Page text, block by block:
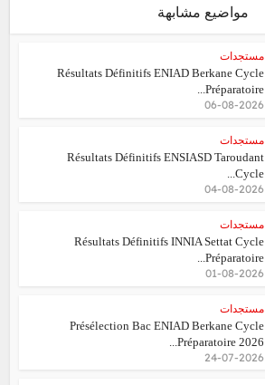
مواضيع مشابهة
مستجدات
Résultats Définitifs ENIAD Berkane Cycle
Préparatoire...
06-08-2026
مستجدات
Résultats Définitifs ENSIASD Taroudant
Cycle...
04-08-2026
مستجدات
Résultats Définitifs INNIA Settat Cycle
Préparatoire...
01-08-2026
مستجدات
Présélection Bac ENIAD Berkane Cycle
Préparatoire 2026...
24-07-2026